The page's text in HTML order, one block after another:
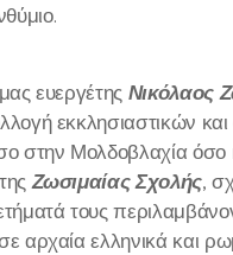
ευεργέτης Νικόλαος
εκκλησιαστικών
στην Μολδοβλαχία όσο
Ζωσιμαίας Σχολής,
τους
αρχαία ελληνικά και